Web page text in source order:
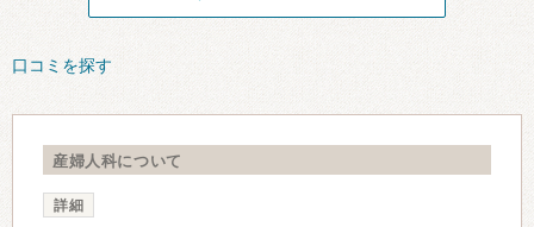
口コミを探す
産婦人科について
詳細